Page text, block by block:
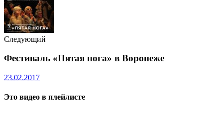
Следующий
Фестиваль «Пятая нога» в Воронеже
23.02.2017
Это видео в плейлисте